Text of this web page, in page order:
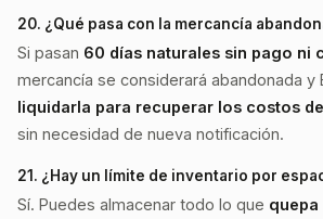
20. ¿Qué pasa con la mercancía
Si pasan 60 días naturales sin pago ni
mercancía se considerará abandonada y
liquidarla para recuperar los costos
sin necesidad de nueva notificación.
21. ¿Hay un límite de inventario por
Sí. Puedes almacenar todo lo que quepa